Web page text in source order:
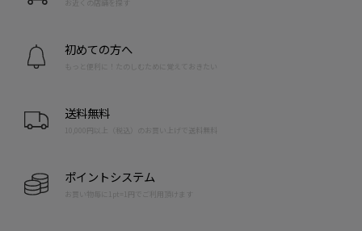
お近くの店舗を探す
初めての方へ
もっと便利に！たのしむために覚えておきたい
送料無料
10,000円以上（税込）のお買い上げで送料無料
ポイントシステム
お買い物毎に1pt=1円でご利用頂けます